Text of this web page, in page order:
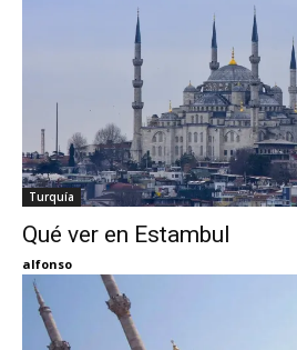
Thru
My
Turquía
Qué ver en Estambul
alfonso